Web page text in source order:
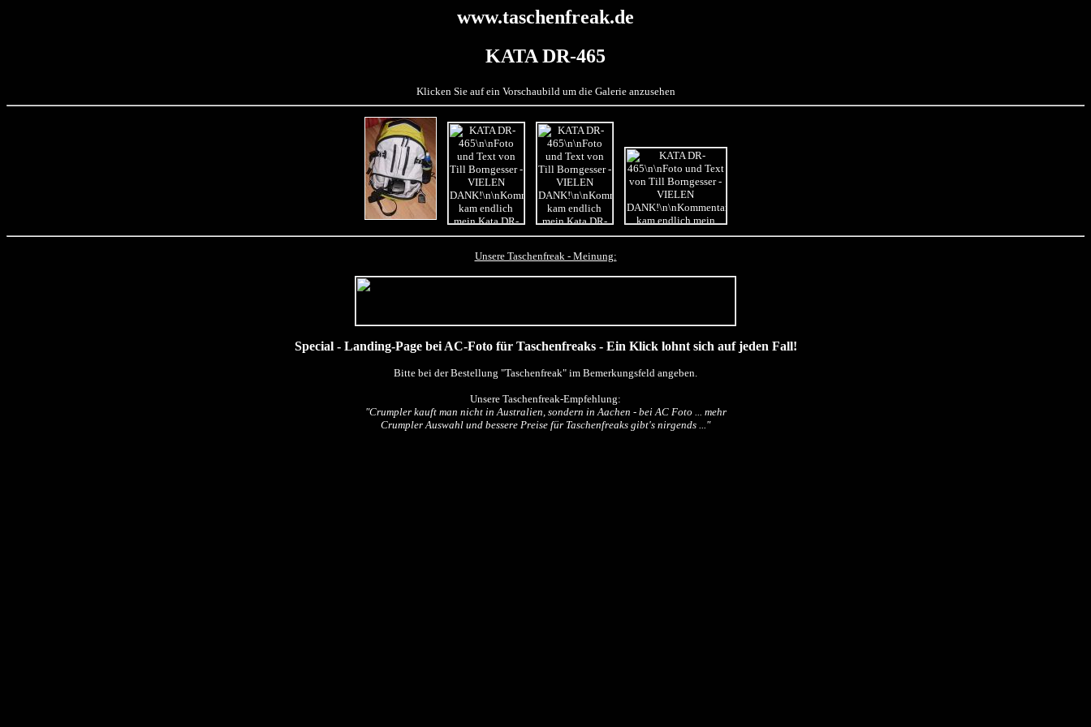
www.taschenfreak.de
KATA DR-465
Klicken Sie auf ein Vorschaubild um die Galerie anzusehen
Unsere Taschenfreak - Meinung:
Special - Landing-Page bei AC-Foto für Taschenfreaks - Ein Klick lohnt sich auf jeden Fall!
Bitte bei der Bestellung "Taschenfreak" im Bemerkungsfeld angeben.
Unsere Taschenfreak-Empfehlung:
"Crumpler kauft man nicht in Australien, sondern in Aachen - bei AC Foto ... mehr
Crumpler Auswahl und bessere Preise für Taschenfreaks gibt's nirgends ..."